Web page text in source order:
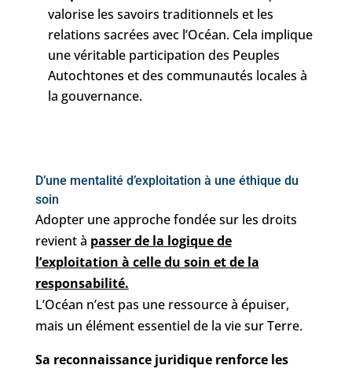
valorise les savoirs traditionnels et les
relations sacrées avec l’Océan. Cela implique
une véritable participation des Peuples
Autochtones et des communautés locales à
la gouvernance.
D’une mentalité d’exploitation à une éthique du
soin
Adopter une approche fondée sur les droits
revient à passer de la logique de
l’exploitation à celle du soin et de la
responsabilité.
L’Océan n’est pas une ressource à épuiser,
mais un élément essentiel de la vie sur Terre.
Sa reconnaissance juridique renforce les